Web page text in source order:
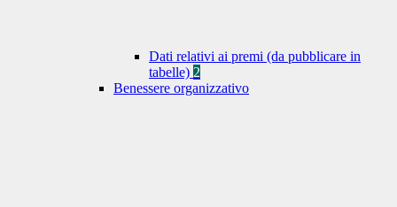
Dati relativi ai premi (da pubblicare in
tabelle) 2
Benessere organizzativo